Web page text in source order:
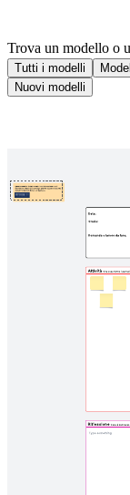
Trova un modello o
Tutti i modelli
Nuovi modelli